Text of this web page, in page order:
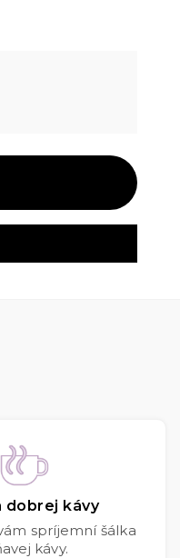
dobrej kávy
spríjemní šálka
kávy.